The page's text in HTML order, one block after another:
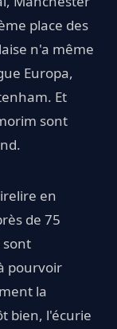
place des
n'a même
Europa,
Et
sont
en
de 75
sont
pourvoir
la
bien, l'écurie